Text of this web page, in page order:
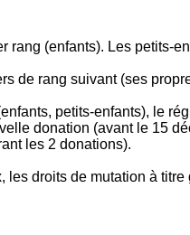
rang (enfants). Les petits-
de rang suivant (ses
petits-enfants), le
donation (avant le 15
les 2 donations).
droits de mutation à